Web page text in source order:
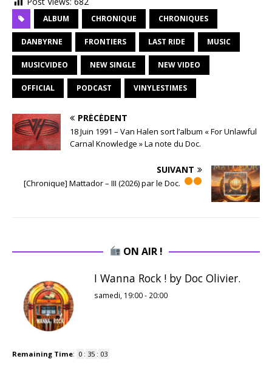
ALBUM CHRONIQUE CHRONIQUES
DANBYRNE FRONTIERS LAST RIDE MUSIC
MUSICVIDEO NEW SINGLE NEW VIDEO
OFFICIAL PODCAST VINYLESTIMES
PRÉCÉDENT
18 Juin 1991 – Van Halen sort l’album « For Unlawful
Carnal Knowledge » La note du Doc.
SUIVANT
[Chronique] Mattador – III (2026) par le Doc.
ON AIR !
I Wanna Rock ! by Doc Olivier.
samedi, 19:00- 20:00
Remaining Time: 0 : 35 : 02